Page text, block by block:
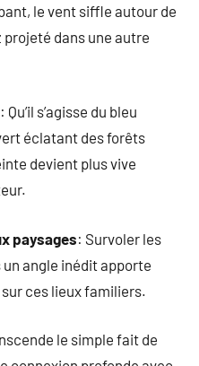
le vent siffle autour de
dans une autre
: Qu’il s’agisse du bleu
éclatant des forêts
devient plus vive
paysages: Survoler les
angle inédit apporte
ces lieux familiers.
le simple fait de